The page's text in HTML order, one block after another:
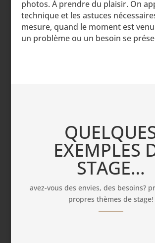
photos. À prendre du plaisir. On
technique et les astuces
mesure, quand le moment est
un problème ou un besoin se
EXEMPLES
STAGE…
avez-vous des envies, des besoins?
propres thèmes de stage!